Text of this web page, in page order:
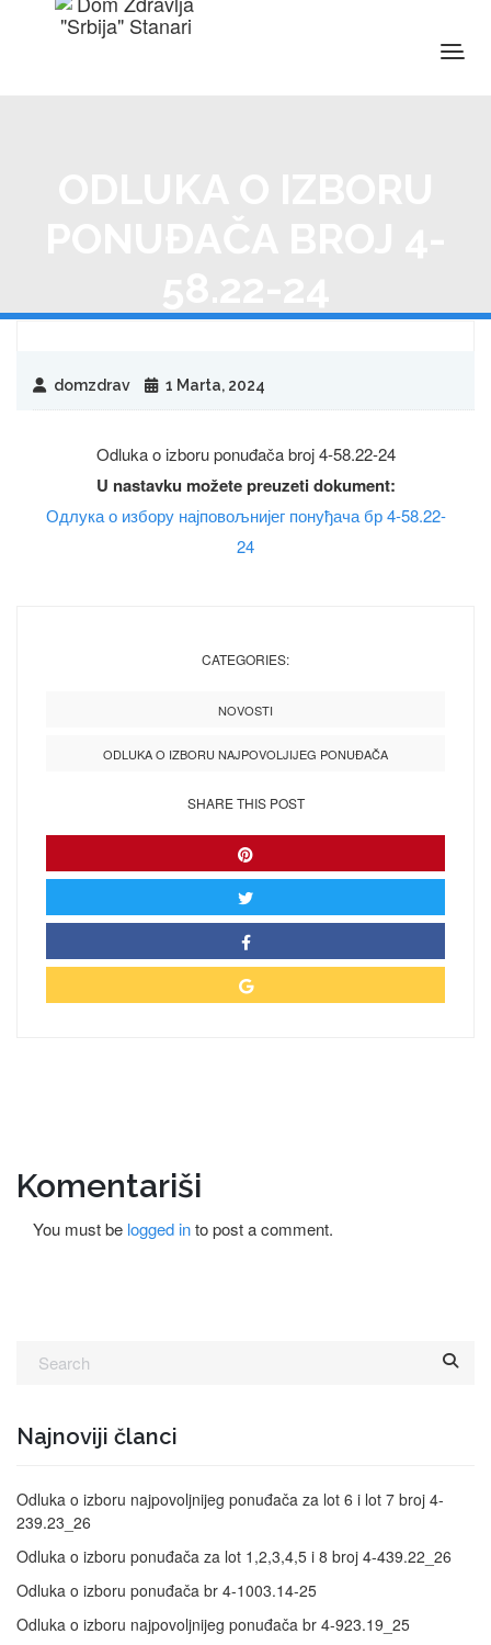
domzdrav 1 Marta, 2024
Odluka o izboru ponuđača broj 4-58.22-24
U nastavku možete preuzeti dokument:
Одлука о избору најповољнијег понуђача бр 4-58.22-
24
CATEGORIES:
NOVOSTI
ODLUKA O IZBORU NAJPOVOLJIJEG PONUĐAČA
SHARE THIS POST
Komentariši
You must be logged into post a comment.
Najnoviji članci
Odluka o izboru najpovoljnijeg ponuđača za lot 6 i lot 7 broj 4-
239.23_26
Odluka o izboru ponuđača za lot 1,2,3,4,5 i 8 broj 4-439.22_26
Odluka o izboru ponuđača br 4-1003.14-25
Odluka o izboru najpovoljnijeg ponuđača br 4-923.19_25